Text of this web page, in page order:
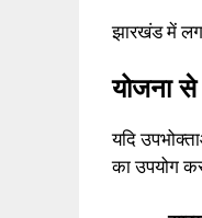
झारखंड में
योजना
यदि
का उपयोग